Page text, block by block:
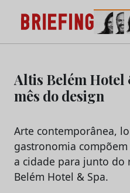
content
Briefing: Todas as
Marketing e da
Altis Belém Hotel
mês do design
Arte contemporânea,
gastronomia
a cidade para junto do
Belém Hotel & Spa.